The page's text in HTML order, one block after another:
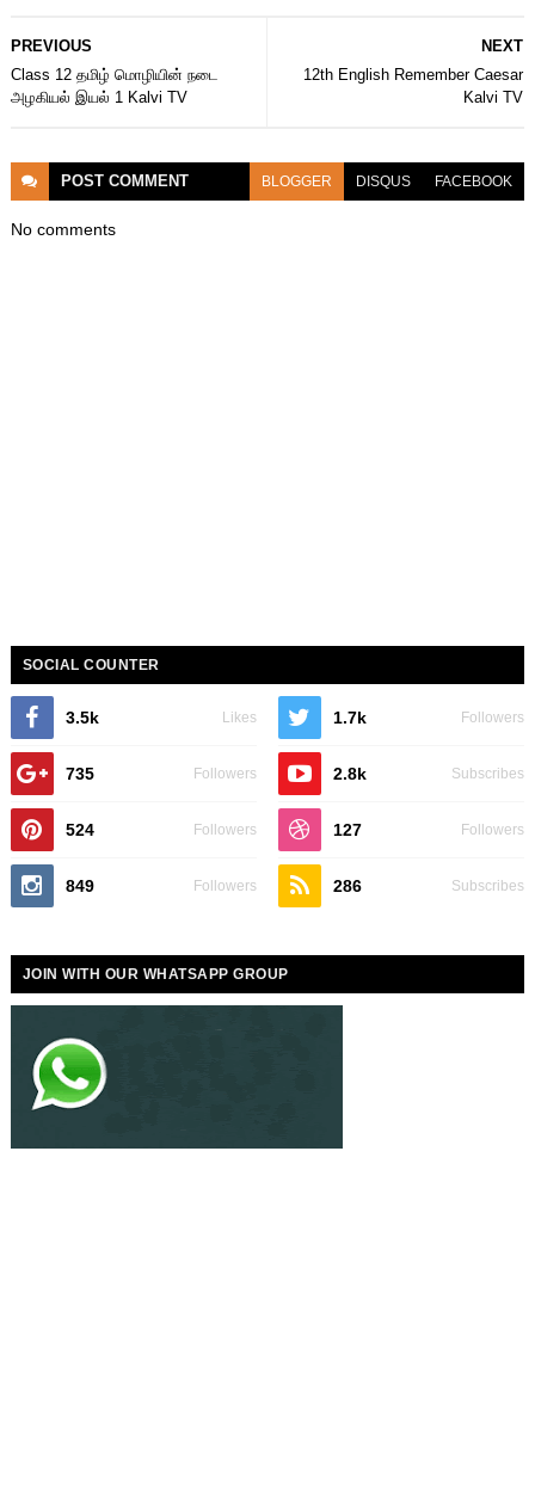
NEXT
12th English Remember Caesar
Kalvi TV
PREVIOUS
Class 12 தமிழ் மொழியின் நடை
அழகியல் இயல் 1 Kalvi TV
POST COMMENT BLOGGER DISQUS FACEBOOK
No comments
SOCIAL COUNTER
3.5k Likes 1.7k Followers
735 Followers 2.8k Subscribes
524 Followers 127 Followers
849 Followers 286 Subscribes
JOIN WITH OUR WHATSAPP GROUP